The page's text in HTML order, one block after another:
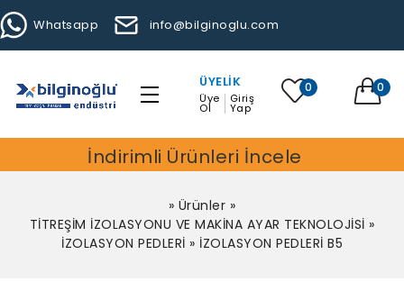
Whatsapp info@bilginoglu.com
ÜYELIK
Üye
Ol
Giriş
Yap
0 0
İndirimli Ürünleri İncele
» Ürünler »
TİTREŞİM İZOLASYONU VE MAKİNA AYAR TEKNOLOJİSİ »
İZOLASYON PEDLERİ » İZOLASYON PEDLERİ B5